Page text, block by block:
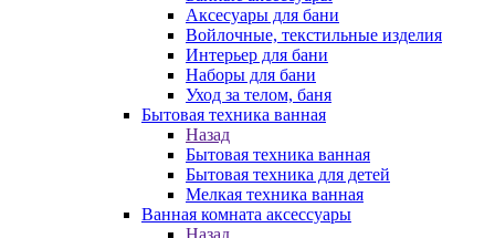
Аксесуары для бани
Войлочные, текстильные изделия
Интерьер для бани
Наборы для бани
Уход за телом, баня
Бытовая техника ванная
Назад
Бытовая техника ванная
Бытовая техника для детей
Мелкая техника ванная
Ванная комната аксессуары
Назад